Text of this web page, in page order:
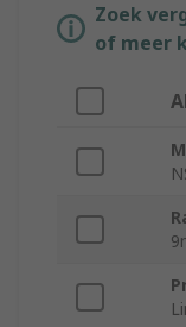
Zoek
of meer